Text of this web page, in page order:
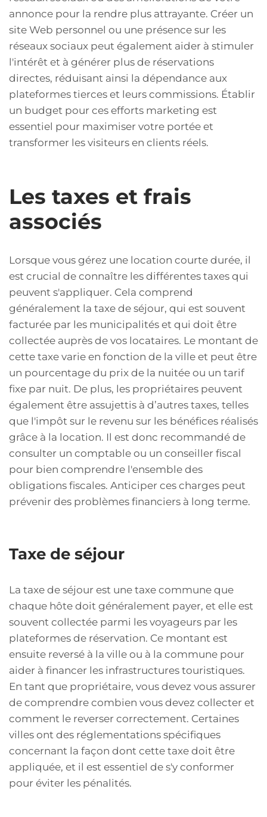
annonce pour la rendre plus attrayante. Créer un
site Web personnel ou une présence sur les
réseaux sociaux peut également aider à stimuler
l'intérêt et à générer plus de réservations
directes, réduisant ainsi la dépendance aux
plateformes tierces et leurs commissions. Établir
un budget pour ces efforts marketing est
essentiel pour maximiser votre portée et
transformer les visiteurs en clients réels.
Les taxes et frais
associés
Lorsque vous gérez une location courte durée, il
est crucial de connaître les différentes taxes qui
peuvent s'appliquer. Cela comprend
généralement la taxe de séjour, qui est souvent
facturée par les municipalités et qui doit être
collectée auprès de vos locataires. Le montant de
cette taxe varie en fonction de la ville et peut être
un pourcentage du prix de la nuitée ou un tarif
fixe par nuit. De plus, les propriétaires peuvent
également être assujettis à d’autres taxes, telles
que l'impôt sur le revenu sur les bénéfices réalisés
grâce à la location. Il est donc recommandé de
consulter un comptable ou un conseiller fiscal
pour bien comprendre l'ensemble des
obligations fiscales. Anticiper ces charges peut
prévenir des problèmes financiers à long terme.
Taxe de séjour
La taxe de séjour est une taxe commune que
chaque hôte doit généralement payer, et elle est
souvent collectée parmi les voyageurs par les
plateformes de réservation. Ce montant est
ensuite reversé à la ville ou à la commune pour
aider à financer les infrastructures touristiques.
En tant que propriétaire, vous devez vous assurer
de comprendre combien vous devez collecter et
comment le reverser correctement. Certaines
villes ont des réglementations spécifiques
concernant la façon dont cette taxe doit être
appliquée, et il est essentiel de s'y conformer
pour éviter les pénalités.